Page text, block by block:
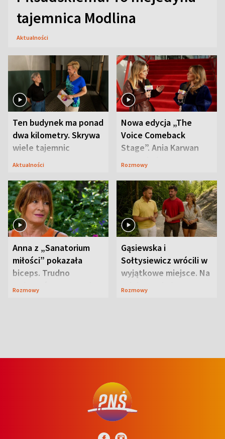
tajemnica Modlina
Aktualności
Ten budynek ma ponad
dwa kilometry. Skrywa
wiele tajemnic
Aktualności
Nowa edycja „The
Voice Comeback
Stage”. Ania Karwan
zapowiada
Rozmowy
Anna z „Sanatorium
miłości” pokazała
biceps. Trudno
uwierzyć, co przeszła
Rozmowy
Gąsiewska i
Sołtysiewicz wrócili w
wyjątkowe miejsce. Na
szlaku czekał
Rozmowy